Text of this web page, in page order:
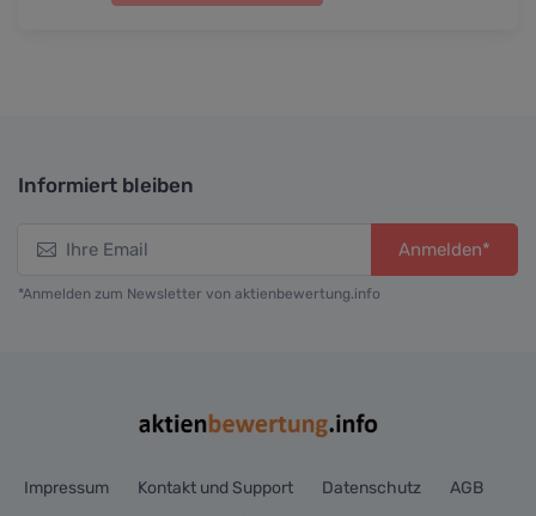
Informiert bleiben
Anmelden*
*Anmelden zum Newsletter von aktienbewertung.info
Impressum Kontakt und Support Datenschutz
AGB